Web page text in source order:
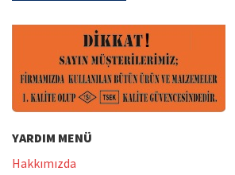
YARDIM MENÜ
Hakkımızda